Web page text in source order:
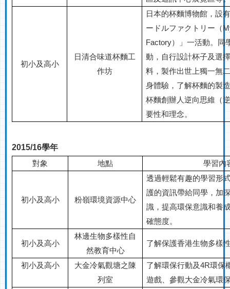
初小及高小
日清合味道杯麵工
作坊
日本的杯麵博物館，設
ードルファクトリー（
Factory）」一活動。同
動，自行設計杯子及選
料，製作出世上獨一無
身體驗，了解杯麵的製
杯麵創辦人逆向思維（
要性和理念。
2015/16學年
對象
地點 學習內
初小及高小 粉嶺環境資源中心
透過輕鬆有趣的學習形
護的資訊帶給同學，加
識，提高環保意識和養
確態度。
初小及高小
林邊生物多樣性自
然教育中心
了解保護香港生物多樣
初小及高小 大金冷氣觀塘之陳
列室
了解環保行動及4R環保
遊戲、參觀大金冷氣環